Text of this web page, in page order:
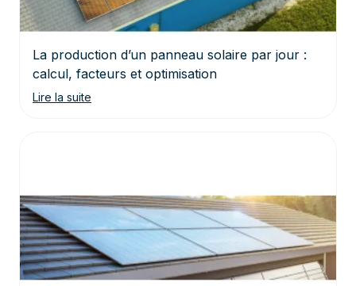
La production d’un panneau solaire par jour :
calcul, facteurs et optimisation
Lire la suite